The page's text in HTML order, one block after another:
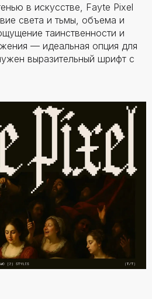
в искусстве, Fayte Pixel
света и тьмы, объема и
таинственности и
— идеальная опция для
выразительный шрифт с